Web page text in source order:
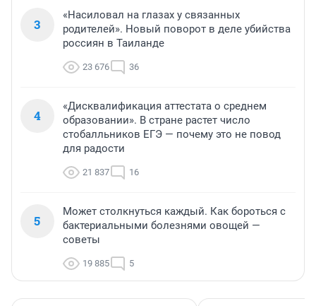
3
«Насиловал на глазах у связанных
родителей». Новый поворот в деле убийства
россиян в Таиланде
23 676 36
4
«Дисквалификация аттестата о среднем
образовании». В стране растет число
стобалльников ЕГЭ — почему это не повод
для радости
21 837 16
5
Может столкнуться каждый. Как бороться с
бактериальными болезнями овощей —
советы
19 885 5